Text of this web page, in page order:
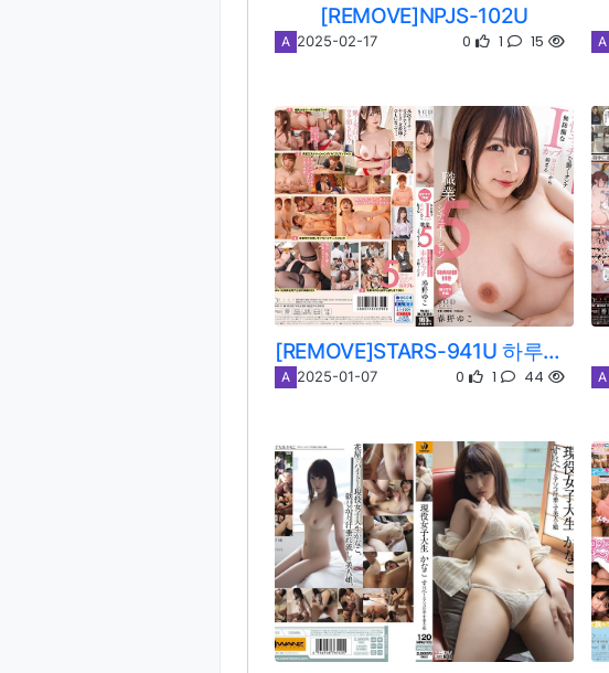
[REMOVE]NPJS-102U
A 2025-02-17 0 1 15 A
[REMOVE]STARS-941U 하루노 유코
A 2025-01-07 0 1 44 A